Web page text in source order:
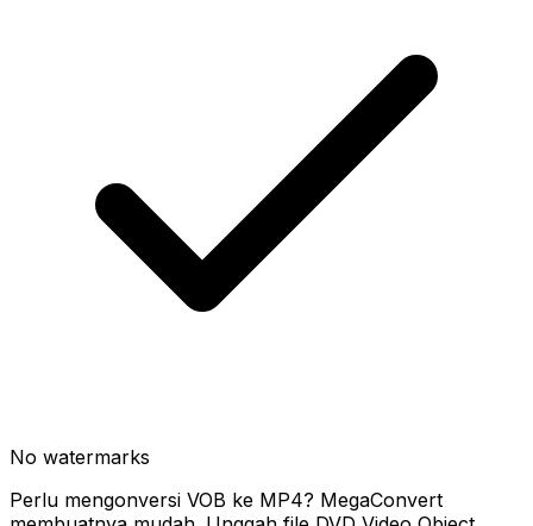
No watermarks
Perlu mengonversi VOB ke MP4? MegaConvert